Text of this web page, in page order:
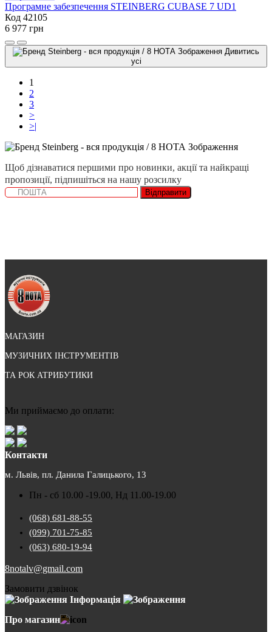
Програмне забезпечення STEINBERG CUBASE 7 UD1
Код 42105
6 977 грн
Дивитись
усі
1
2
3
>
>|
Щоб дізнаватися першими про новинки, акції та найкращі
пропозиції, підпишіться на нашу розсилку
Відправити
МАГАЗИН
МУЗИЧНИХ ІНСТРУМЕНТІВ
ТА РОК АТРИБУТИКИ
Ми приймаємо до оплати:
Контакти
м. Львів, пл. Данила Галицького, 13
Пн - сб 10.00 -19.00, Нд 11.00-19.00
(068) 681-88-55
(099) 701-75-85
(063) 680-19-94
8notalv@gmail.com
Замовити дзвінок
Інформація
Про магазин